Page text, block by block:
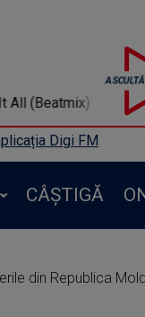
It All (Beatmix)
Digi FM
CÂȘTIGĂ
Republica Moldova.